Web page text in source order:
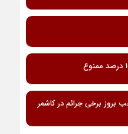
بروز برخی جرائم در کاشمر